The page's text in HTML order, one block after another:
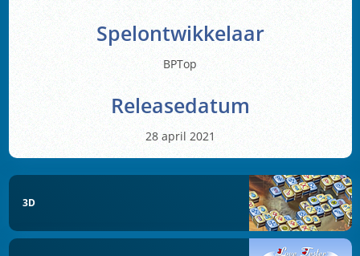
Spelontwikkelaar
BPTop
Releasedatum
28 april 2021
3D